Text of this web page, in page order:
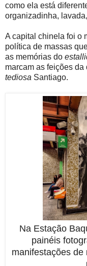
como ela está
organizadinha,
A capital chinela foi o
política de massas
as memórias do
marcam as feições da
tediosa Santiago.
Na Estação
painéis
manifestações de